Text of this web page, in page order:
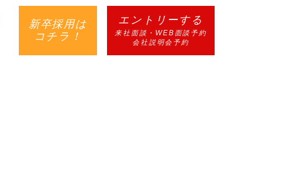
新卒採用は
コチラ！
エントリーする
来社面談・WEB面談予約
会社説明会予約